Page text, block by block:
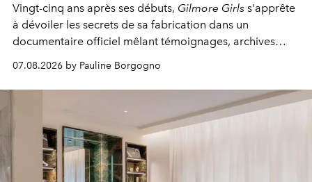
Vingt-cinq ans après ses débuts, Gilmore Girls s'apprête
à dévoiler les secrets de sa fabrication dans un
documentaire officiel mêlant témoignages, archives
générationnel.
07.08.2026 by Pauline Borgogno